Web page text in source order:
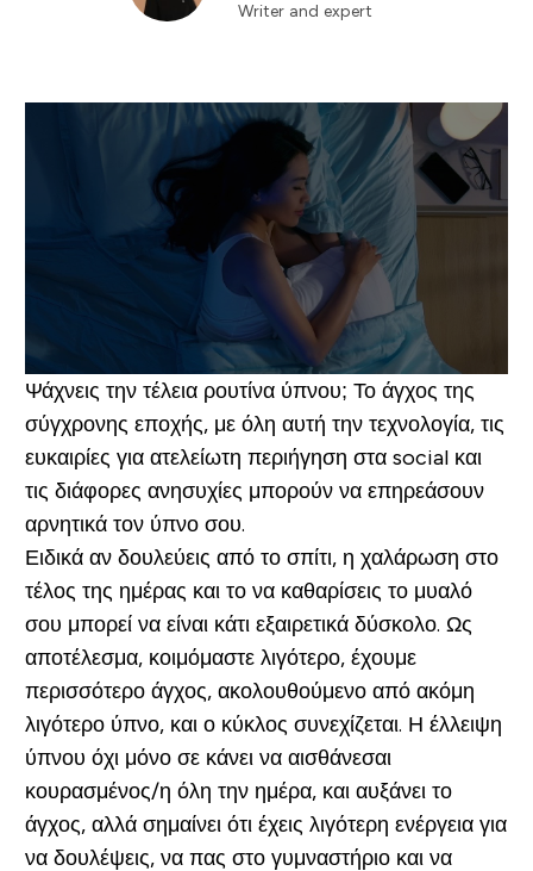
Writer and expert
Ψάχνεις την τέλεια ρουτίνα ύπνου; Το άγχος της
σύγχρονης εποχής, με όλη αυτή την τεχνολογία, τις
ευκαιρίες για ατελείωτη περιήγηση στα social και
τις διάφορες ανησυχίες μπορούν να επηρεάσουν
αρνητικά τον ύπνο σου.
Ειδικά αν δουλεύεις από το σπίτι, η χαλάρωση στο
τέλος της ημέρας και το να καθαρίσεις το μυαλό
σου μπορεί να είναι κάτι εξαιρετικά δύσκολο. Ως
αποτέλεσμα, κοιμόμαστε λιγότερο, έχουμε
περισσότερο άγχος, ακολουθούμενο από ακόμη
λιγότερο ύπνο, και ο κύκλος συνεχίζεται. Η έλλειψη
ύπνου όχι μόνο σε κάνει να αισθάνεσαι
κουρασμένος/η όλη την ημέρα, και αυξάνει το
άγχος, αλλά σημαίνει ότι έχεις λιγότερη ενέργεια για
να δουλέψεις, να πας στο γυμναστήριο και να